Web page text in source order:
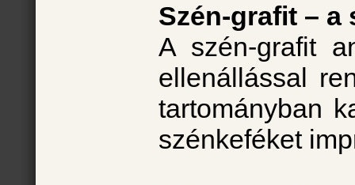
Szén-grafit –
A szén-grafit
ellenállással
tartományban
szénkeféket